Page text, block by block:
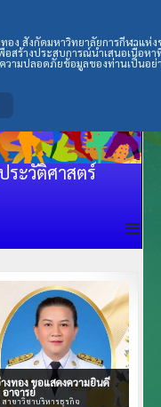
ระวัติศาสตร์
≡
งทอง ขอแสดงความยินดี
าจารย์
สาขาวิชาบริหารธุรกิจ
อง สังกัดมหาวิทยาลัยการกีฬาแห่
สร้างประสบการณ์นำเสนอเนื้อห
วามปลอดภัยข้อมูลของท่านเป็นอย่